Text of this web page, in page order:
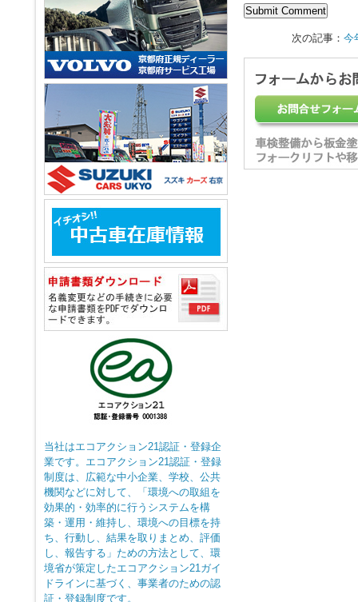
当社はエコアクション21認証・登録企
業です。エコアクション21認証・登録
制度は、広範な中小企業、学校、公共
機関などに対して、「環境への取組を
効果的・効率的に行うシステムを構
築・運用・維持し、環境への目標を持
ち、行動し、結果を取りまとめ、評価
し、報告する」ための方法として、環
境省が策定したエコアクション21ガイ
ドラインに基づく、事業者のための認
証・登録制度です。
次の記事： 今